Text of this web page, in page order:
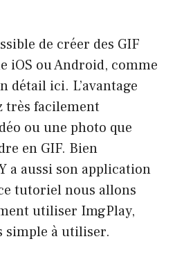
de créer des GIF
iOS ou Android, comme
détail ici. L’avantage
très facilement
ou une photo que
en GIF. Bien
a aussi son application
tutoriel nous allons
utiliser ImgPlay,
simple à utiliser.